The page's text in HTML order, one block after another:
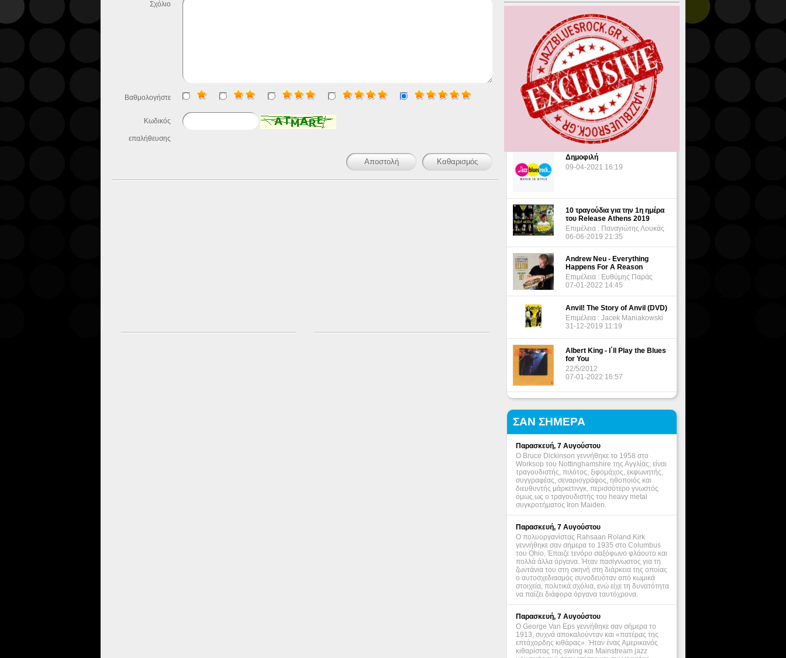
Σχόλιο
Βαθμολογήστε
Κωδικός
επαλήθευσης ΔΗΜΟΦΙΛΗ ΘΕΜΑΤΑ
Δημοφιλή
09-04-2021 16:19
10 τραγούδια για την 1η ημέρα
του Release Athens 2019
Επιμέλεια : Παναγιώτης Λουκάς
06-06-2019 21:35
Andrew Neu - Everything
Happens For A Reason
Επιμέλεια : Ευθύμης Παράς
07-01-2022 14:45
Anvil! The Story of Anvil (DVD)
Επιμέλεια : Jacek Maniakowski
31-12-2019 11:19
Albert King - I΄ll Play the Blues
for You
22/5/2012
07-01-2022 16:57
ΣΑΝ ΣΗΜΕΡΑ
Παρασκευή, 7 Αυγούστου
Ο Bruce Dickinson γεννήθηκε το 1958 στο
Worksop του Nottinghamshire της Αγγλίας, είναι
τραγουδιστής, πιλότος, ξιφομάχος, εκφωνητής,
συγγραφέας, σεναριογράφος, ηθοποιός και
διευθυντής μάρκετινγκ, περισσότερο γνωστός
όμως ως ο τραγουδιστής του heavy metal
συγκροτήματος Iron Maiden.
Παρασκευή, 7 Αυγούστου
Ο πολυοργανίστας Rahsaan Roland Kirk
γεννήθηκε σαν σήμερα το 1935 στο Columbus
του Ohio, Έπαιζε τενόρο σαξόφωνο φλάουτο και
πολλά άλλα όργανα. Ήταν πασίγνωστος για τη
ζωντάνια του στη σκηνή στη διάρκεια της οποίας
ο αυτοσχεδιασμός συνοδευόταν από κωμικά
στοιχεία, πολιτικά σχόλια, ενώ είχε τη δυνατότητα
να παίζει διάφορα όργανα ταυτόχρονα.
Παρασκευή, 7 Αυγούστου
Ο George Van Eps γεννήθηκε σαν σήμερα το
1913, συχνά αποκαλούνταν και «πατέρας της
επτάχορδης κιθάρας». Ήταν ένας Αμερικανός
κιθαρίστας της swing και Mainstream jazz